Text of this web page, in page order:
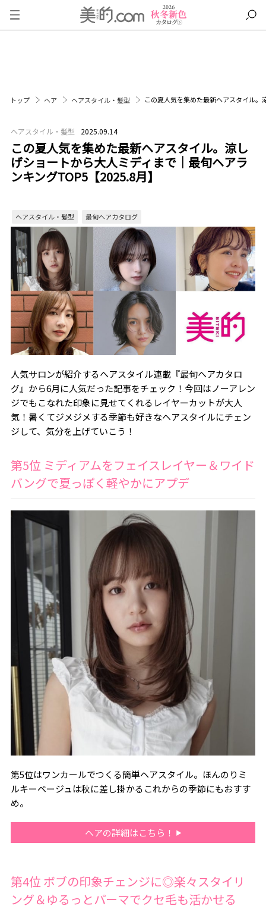
トップ ヘア ヘアスタイル・髪型 この夏人気を集めた最新ヘアスタイル
ヘアスタイル・髪型 2025.09.14
この夏人気を集めた最新ヘアスタイル。涼し
げショートから大人ミディまで｜最旬ヘアラ
ンキングTOP5【2025.8月】
ヘアスタイル・髪型 最旬ヘアカタログ
人気サロンが紹介するヘアスタイル連載『最旬ヘアカタロ
グ』から6月に人気だった記事をチェック！今回はノーアレン
ジでもこなれた印象に見せてくれるレイヤーカットが大人
気！暑くてジメジメする季節も好きなヘアスタイルにチェン
ジして、気分を上げていこう！
第5位 ミディアムをフェイスレイヤー＆ワイド
バングで夏っぽく軽やかにアプデ
第5位はワンカールでつくる簡単ヘアスタイル。ほんのりミ
ルキーベージュは秋に差し掛かるこれからの季節にもおすす
め。
ヘアの詳細はこちら！
第4位 ボブの印象チェンジに◎楽々スタイリ
ング＆ゆるっとパーマでクセ毛も活かせる